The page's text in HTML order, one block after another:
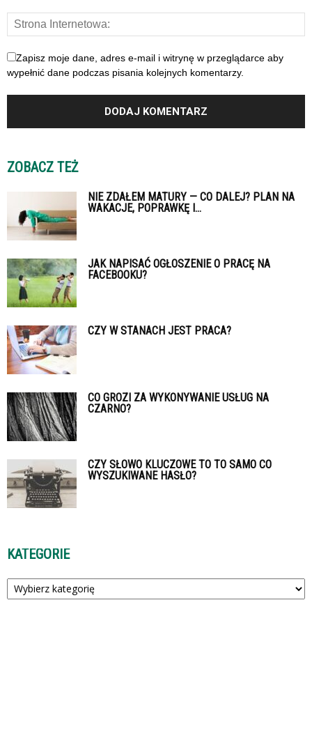
Zapisz moje dane, adres e-mail i witrynę w przeglądarce aby
wypełnić dane podczas pisania kolejnych komentarzy.
ZOBACZ TEŻ
NIE ZDAŁEM MATURY — CO DALEJ? PLAN NA
WAKACJE, POPRAWKĘ I...
JAK NAPISAĆ OGŁOSZENIE O PRACĘ NA
FACEBOOKU?
CZY W STANACH JEST PRACA?
CO GROZI ZA WYKONYWANIE USŁUG NA
CZARNO?
CZY SŁOWO KLUCZOWE TO TO SAMO CO
WYSZUKIWANE HASŁO?
KATEGORIE
Kategorie